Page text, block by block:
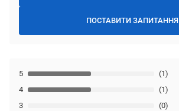
ПОСТАВИТИ ЗАПИТАННЯ
3 (0)
4 (1)
5 (1)